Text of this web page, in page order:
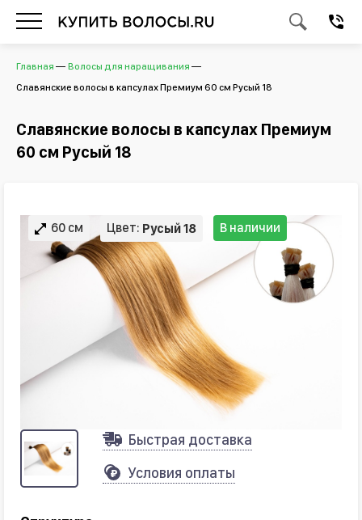
Главная
Волосы для наращивания
Славянские волосы в капсулах Премиум 60 см Русый 18
Славянские волосы в капсулах Премиум
60 см Русый 18
60 см Цвет: Русый 18 В наличии
Быстрая доставка
Условия оплаты